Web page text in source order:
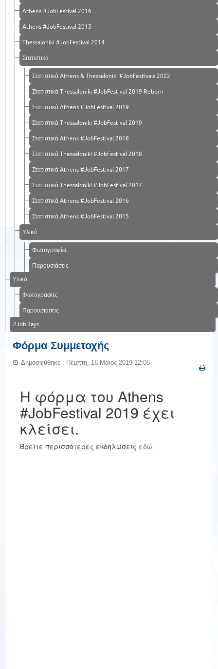
Athens #JobFestival 2016
Athens #JobFestival 2015
Thessaloniki #JobFestival 2014
Στατιστικά
Στατιστικά Athens & Thessaloniki #JobFestivals 2022
Στατιστικά Thessaloniki #JobFestival 2019 Reborn
Στατιστικά Athens #JobFestival 2019
Στατιστικά Thessaloniki #JobFestival 2019
Στατιστικά Athens #JobFestival 2018
Στατιστικά Thessaloniki #JobFestival 2018
Στατιστικά Athens #JobFestival 2017
Στατιστικά Thessaloniki #JobFestival 2017
Στατιστικά Athens #JobFestival 2016
Στατιστικά Athens #JobFestival 2015
Υλικό
Φωτογραφίες
Παρουσιάσεις
Υλικό
Φωτογραφίες
Παρουσιάσεις
#JobDays
Φόρμα Συμμετοχής
Δημοσιεύθηκε : Πέμπτη, 16 Μάιος 2019 12:05